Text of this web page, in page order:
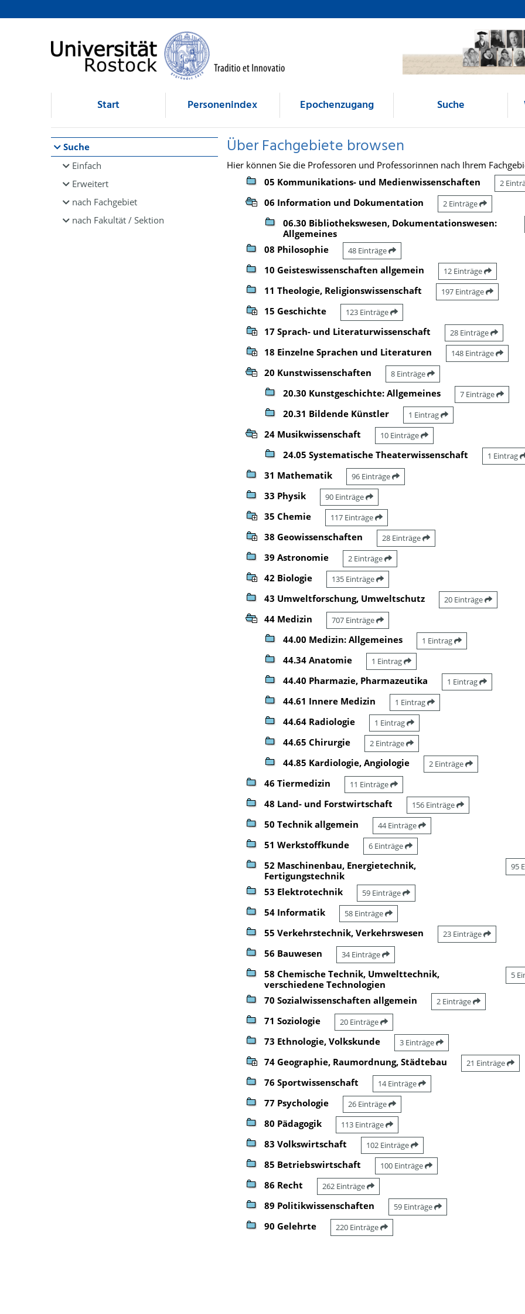
Browsen
direkt zum Inhalt
Start Personenindex Epochenzugang Suche
Suche
Einfach
Erweitert
nach Fachgebiet
nach Fakultät / Sektion
Über Fachgebiete browsen
Hier können Sie die Professoren und Professorinnen nach Ihrem
05 Kommunikations- und Medienwissenschaften
2
06 Information und Dokumentation 2 Einträge
06.30 Bibliothekswesen, Dokumentationswesen:
Allgemeines
08 Philosophie 48 Einträge
10 Geisteswissenschaften allgemein 12 Einträge
11 Theologie, Religionswissenschaft 197 Einträge
15 Geschichte 123 Einträge
17 Sprach- und Literaturwissenschaft 28 Einträge
18 Einzelne Sprachen und Literaturen 148 Einträge
20 Kunstwissenschaften 8 Einträge
20.30 Kunstgeschichte: Allgemeines 7 Einträge
20.31 Bildende Künstler 1 Eintrag
24 Musikwissenschaft 10 Einträge
24.05 Systematische Theaterwissenschaft 1 Eintrag
31 Mathematik 96 Einträge
33 Physik 90 Einträge
35 Chemie 117 Einträge
38 Geowissenschaften 28 Einträge
39 Astronomie 2 Einträge
42 Biologie 135 Einträge
43 Umweltforschung, Umweltschutz 20 Einträge
44 Medizin 707 Einträge
44.00 Medizin: Allgemeines 1 Eintrag
44.34 Anatomie 1 Eintrag
44.40 Pharmazie, Pharmazeutika 1 Eintrag
44.61 Innere Medizin 1 Eintrag
44.64 Radiologie 1 Eintrag
44.65 Chirurgie 2 Einträge
44.85 Kardiologie, Angiologie 2 Einträge
46 Tiermedizin 11 Einträge
48 Land- und Forstwirtschaft 156 Einträge
50 Technik allgemein 44 Einträge
51 Werkstoffkunde 6 Einträge
52 Maschinenbau, Energietechnik,
Fertigungstechnik
95
53 Elektrotechnik 59 Einträge
54 Informatik 58 Einträge
55 Verkehrstechnik, Verkehrswesen 23 Einträge
56 Bauwesen 34 Einträge
58 Chemische Technik, Umwelttechnik,
verschiedene Technologien
5
70 Sozialwissenschaften allgemein 2 Einträge
71 Soziologie 20 Einträge
73 Ethnologie, Volkskunde 3 Einträge
74 Geographie, Raumordnung, Städtebau 21 Einträge
76 Sportwissenschaft 14 Einträge
77 Psychologie 26 Einträge
80 Pädagogik 113 Einträge
83 Volkswirtschaft 102 Einträge
85 Betriebswirtschaft 100 Einträge
86 Recht 262 Einträge
89 Politikwissenschaften 59 Einträge
90 Gelehrte 220 Einträge